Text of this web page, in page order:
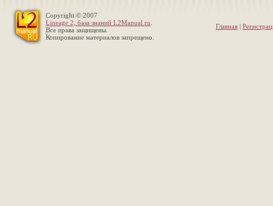
Copyright © 2007
Lineage 2, база знаний L2Manual.ru
Все права защищены.
Копирование материалов запрещено.
Главная |